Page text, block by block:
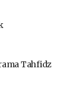
Tahfidz